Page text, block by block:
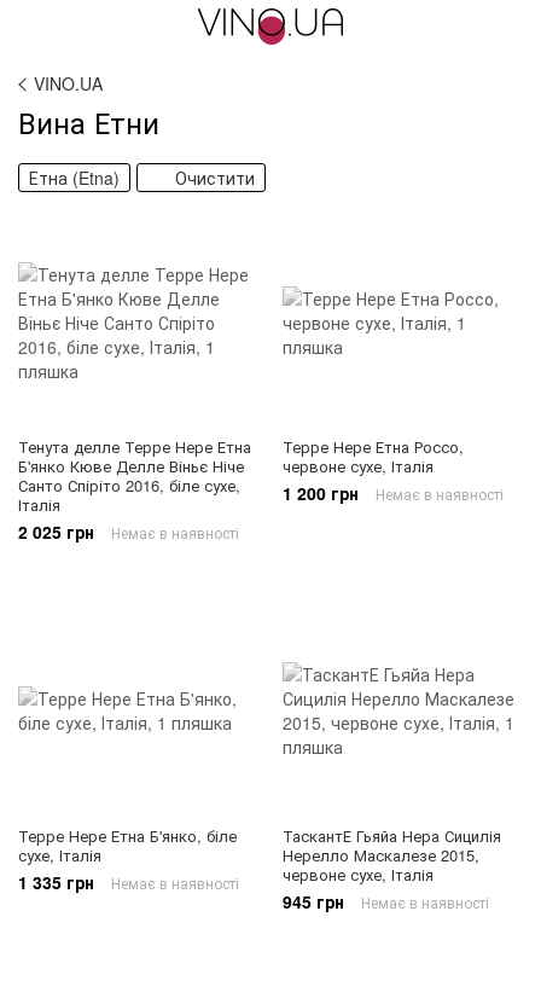
VINO.UA
Вина Етни
Етна (Etna) Очистити
Тенута делле Терре Нере Етна
Б'янко Кюве Делле Віньє Ніче
Санто Спіріто 2016, біле сухе,
Італія
2 025 грн Немає в наявності
Терре Нере Етна Россо,
червоне сухе, Італія
1 200 грн Немає в наявності
Терре Нере Етна Б'янко, біле
сухе, Італія
1 335 грн Немає в наявності
ТаскантЕ Гьяйа Нера Сицилія
Нерелло Маскалезе 2015,
червоне сухе, Італія
945 грн Немає в наявності